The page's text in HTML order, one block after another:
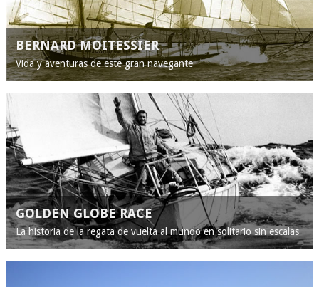
BERNARD MOITESSIER
Vida y aventuras de este gran navegante
GOLDEN GLOBE RACE
La historia de la regata de vuelta al mundo en solitario sin escalas